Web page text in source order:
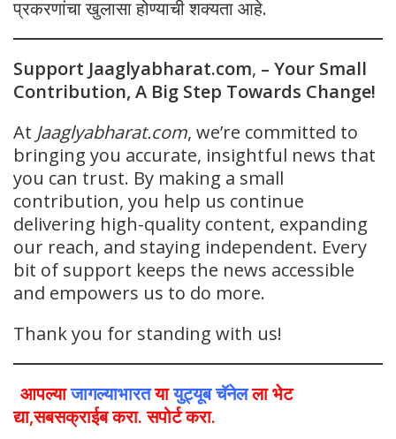
प्रकरणांचा खुलासा होण्याची शक्यता आहे.
Support Jaaglyabharat.com, – Your Small
Contribution, A Big Step Towards Change!
At Jaaglyabharat.com, we’re committed to
bringing you accurate, insightful news that
you can trust. By making a small
contribution, you help us continue
delivering high-quality content, expanding
our reach, and staying independent. Every
bit of support keeps the news accessible
and empowers us to do more.
Thank you for standing with us!
आपल्याजागल्याभारतयायुट्यूब चॅनेलला भेट
द्या,सबसक्राईब करा. सपोर्ट करा.